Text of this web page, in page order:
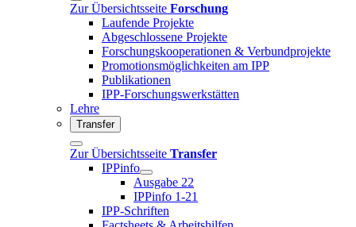
Zur Übersichtsseite Forschung
Laufende Projekte
Abgeschlossene Projekte
Forschungskooperationen & Verbundprojekte
Promotionsmöglichkeiten am IPP
Publikationen
IPP-Forschungswerkstätten
Lehre
Transfer
Zur Übersichtsseite Transfer
IPPinfo
Ausgabe 22
IPPinfo 1-21
IPP-Schriften